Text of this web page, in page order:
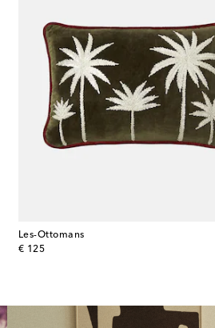
Les-Ottomans
€ 125
original price